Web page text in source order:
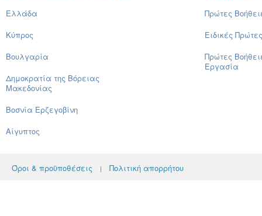
Ελλάδα
Κύπρος
Βουλγαρία
Δημοκρατία της Βόρειας
Μακεδονίας
Βοσνία Ερζεγοβίνη
Αίγυπτος
Πρώτες
Ειδικές
Πρώτες
Εργασία
Όροι & προϋποθέσεις | Πολιτική απορρήτου